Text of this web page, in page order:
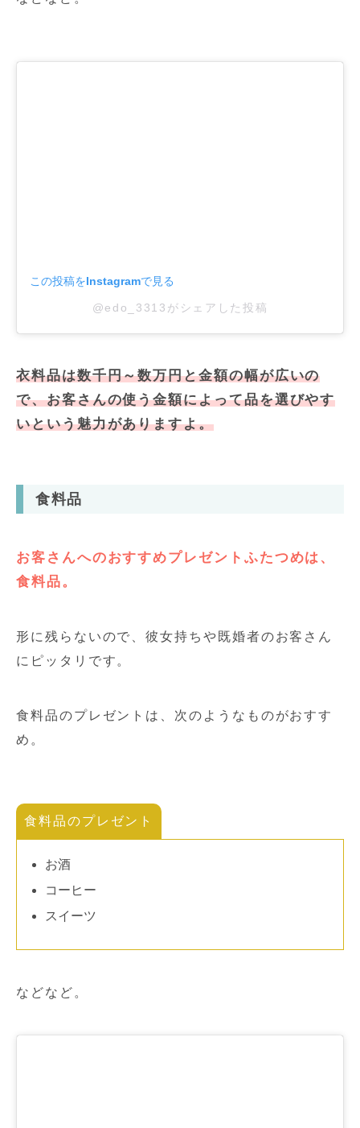
この投稿をInstagramで見る
@edo_3313がシェアした投稿
衣料品は数千円～数万円と金額の幅が広いの
で、お客さんの使う金額によって品を選びやす
いという魅力がありますよ。
食料品
お客さんへのおすすめプレゼントふたつめは、
食料品。
形に残らないので、彼女持ちや既婚者のお客さん
にピッタリです。
食料品のプレゼントは、次のようなものがおすす
め。
食料品のプレゼント
お酒
コーヒー
スイーツ
などなど。